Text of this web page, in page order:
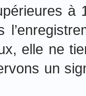
à
elle ne
un